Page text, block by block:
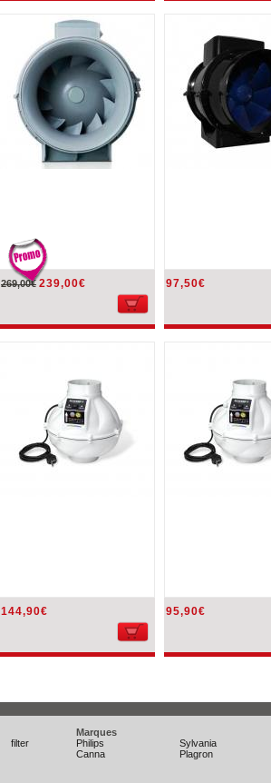
269,00€ 239,00€ 97,50€
144,90€ 95,90€
filter
Marques
Philips
Sylvania
Canna
Plagron